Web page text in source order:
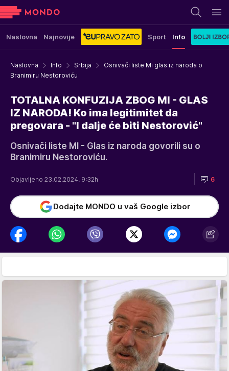
Naslovna Najnovije Sport Info
Naslovna Info Srbija
Osnivači liste Mi glas iz naroda o
Branimiru Nestoroviću
TOTALNA KONFUZIJA ZBOG MI - GLAS
IZ NARODA! Ko ima legitimitet da
pregovara - "I dalje će biti Nestorović"
Osnivači liste MI - Glas iz naroda govorili su o
Branimiru Nestoroviću.
Objavljeno 23.02.2024. 9:32h 6
Dodajte MONDO u vaš Google izbor